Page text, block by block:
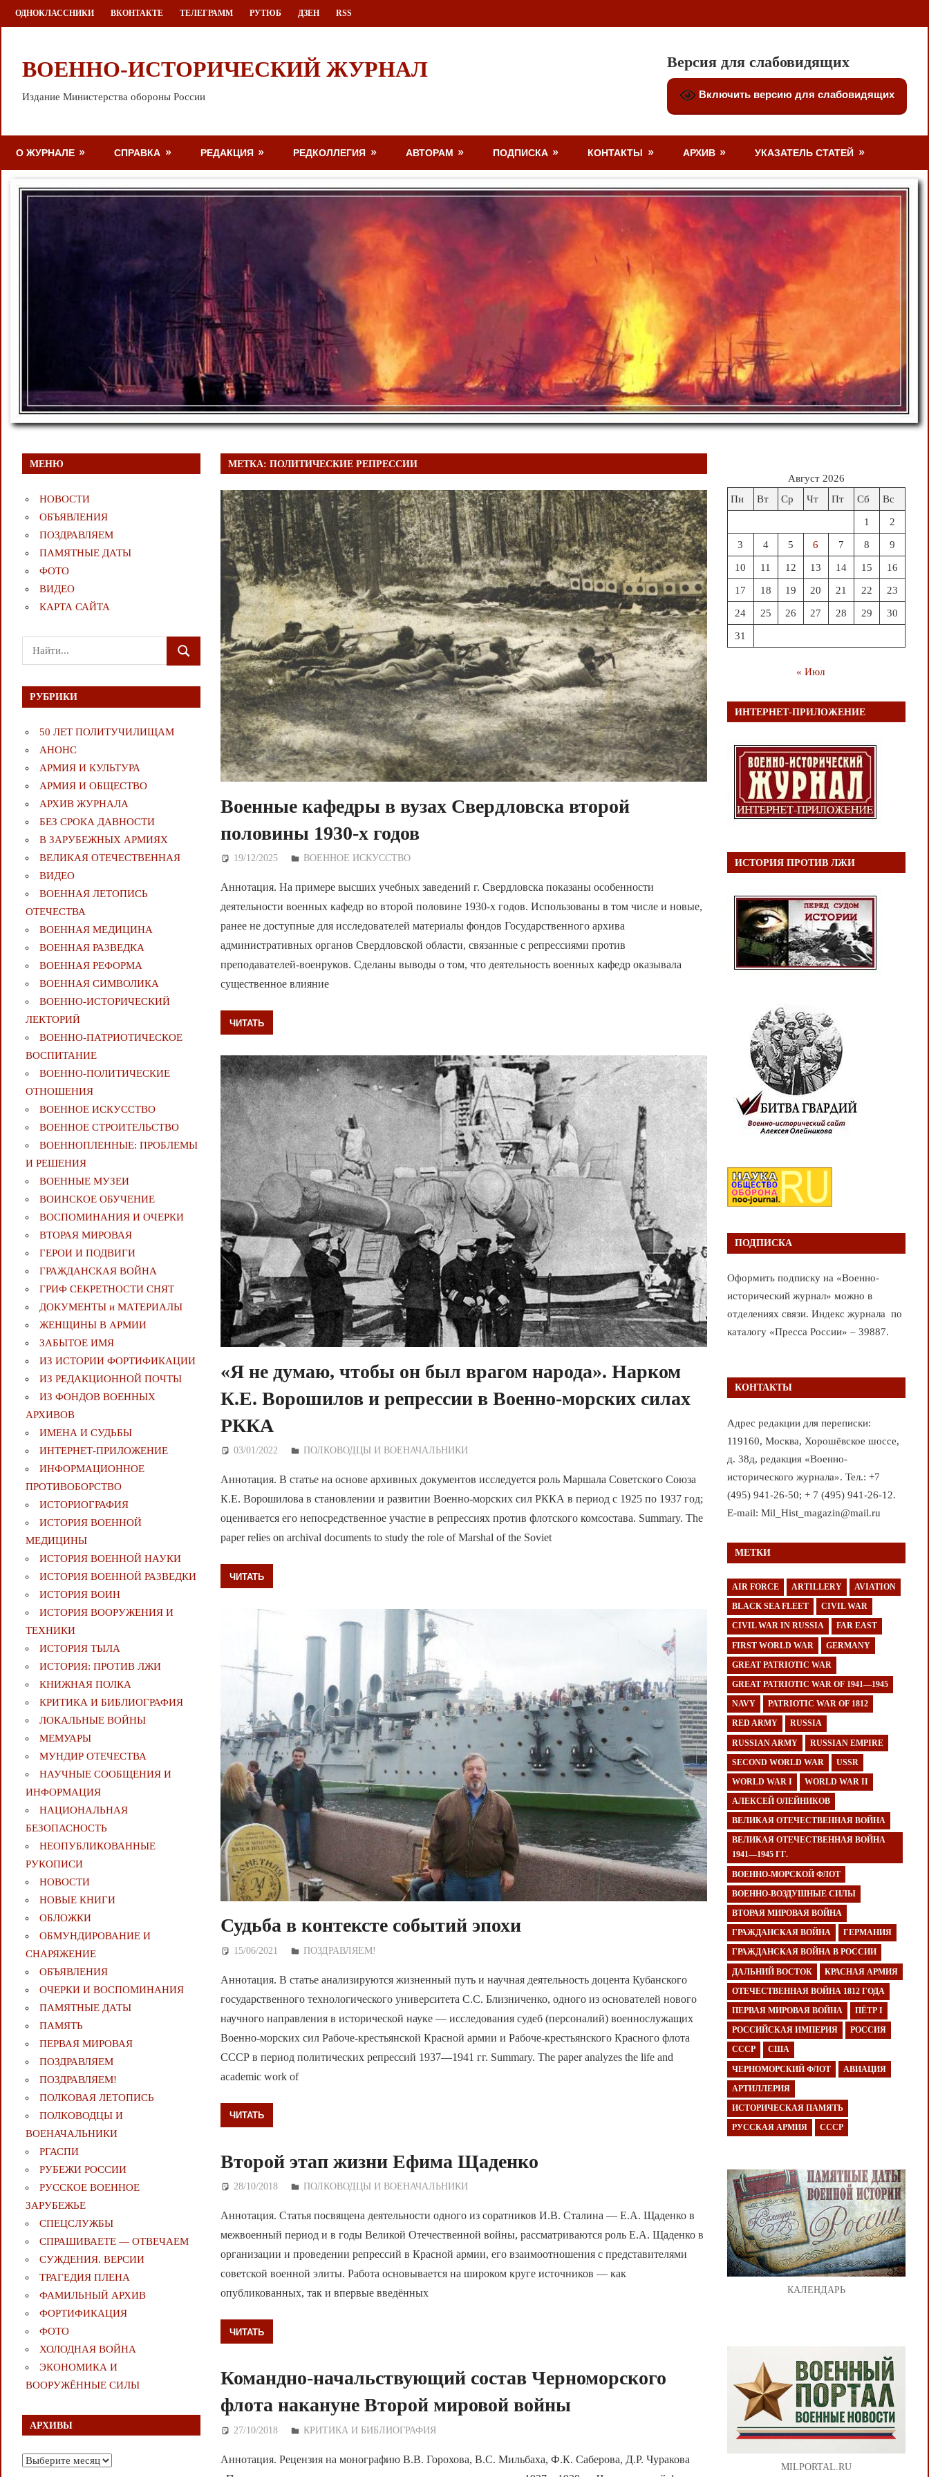
Перейти
к
ОДНОКЛАССНИКИ ВКОНТАКТЕ ТЕЛЕГРАММ РУТЮБ ДЗЕН RSS
ВОЕННО-ИСТОРИЧЕСКИЙ ЖУРНАЛ
Издание Министерства обороны России
Версия для слабовидящих
Включить версию для слабовидящих
О ЖУРНАЛЕ СПРАВКА РЕДАКЦИЯ РЕДКОЛЛЕГИЯ АВТОРАМ ПОДПИСКА КОНТАКТЫ АРХИВ УКАЗАТЕЛЬ СТАТЕЙ
МЕТКА:ПОЛИТИЧЕСКИЕ РЕПРЕССИИ
Военные кафедры в вузах Свердловска второй
половины 1930-х годов
19/12/2025 Дежурный по Редакции
ВОЕННОЕ ИСКУССТВО
Аннотация. На примере высших учебных заведений г. Свердловска показаны особенности
деятельности военных кафедр во второй половине 1930-х годов. Использованы в том числе и новые,
ранее не доступные для исследователей материалы фондов Государственного архива
административных органов Свердловской области, связанные с репрессиями против
преподавателей-военруков. Сделаны выводы о том, что деятельность военных кафедр оказывала
существенное влияние
ЧИТАТЬ
«Я не думаю, чтобы он был врагом народа». Нарком
К.Е. Ворошилов и репрессии в Военно-морских силах
РККА
03/01/2022 Дежурный по Редакции
ПОЛКОВОДЦЫ И ВОЕНАЧАЛЬНИКИ
Аннотация. В статье на основе архивных документов исследуется роль Маршала Советского Союза
К.Е. Ворошилова в становлении и развитии Военно-морских сил РККА в период с 1925 по 1937 год;
оценивается его непосредственное участие в репрессиях против флотского комсостава. Summary. The
paper relies on archival documents to study the role of Marshal of the Soviet
ЧИТАТЬ
Судьба в контексте событий эпохи
15/06/2021 Дежурный по Редакции
ПОЗДРАВЛЯЕМ!
Аннотация. В статье анализируются жизненный путь и научная деятельность доцента Кубанского
государственного технологического университета С.С. Близниченко, одного из основателей нового
научного направления в исторической науке — исследования судеб (персоналий) военнослужащих
Военно-морских сил Рабоче-крестьянской Красной армии и Рабоче-крестьянского Красного флота
СССР в период политических репрессий 1937—1941 гг. Summary. The paper analyzes the life and
academic work of
ЧИТАТЬ
Второй этап жизни Ефима Щаденко
28/10/2018 Дежурный по Редакции
ПОЛКОВОДЦЫ И ВОЕНАЧАЛЬНИКИ
Аннотация. Статья посвящена деятельности одного из соратников И.В. Сталина — Е.А. Щаденко в
межвоенный период и в годы Великой Отечественной войны, рассматриваются роль Е.А. Щаденко в
организации и проведении репрессий в Красной армии, его взаимоотношения с представителями
советской военной элиты. Работа основывается на широком круге источников — как
опубликованных, так и впервые введённых
ЧИТАТЬ
Командно-начальствующий состав Черноморского
флота накануне Второй мировой войны
27/10/2018 Дежурный по Редакции
КРИТИКА И БИБЛИОГРАФИЯ
Аннотация. Рецензия на монографию В.В. Горохова, В.С. Мильбаха, Ф.К. Саберова, Д.Р. Чуракова
МЕНЮ
НОВОСТИ
ОБЪЯВЛЕНИЯ
ПОЗДРАВЛЯЕМ
ПАМЯТНЫЕ ДАТЫ
ФОТО
ВИДЕО
КАРТА САЙТА
Поиск
для:
ПОИСК
РУБРИКИ
50 ЛЕТ ПОЛИТУЧИЛИЩАМ
АНОНС
АРМИЯ И КУЛЬТУРА
АРМИЯ И ОБЩЕСТВО
АРХИВ ЖУРНАЛА
БЕЗ СРОКА ДАВНОСТИ
В ЗАРУБЕЖНЫХ АРМИЯХ
ВЕЛИКАЯ ОТЕЧЕСТВЕННАЯ
ВИДЕО
ВОЕННАЯ ЛЕТОПИСЬ
ОТЕЧЕСТВА
ВОЕННАЯ МЕДИЦИНА
ВОЕННАЯ РАЗВЕДКА
ВОЕННАЯ РЕФОРМА
ВОЕННАЯ СИМВОЛИКА
ВОЕННО-ИСТОРИЧЕСКИЙ
ЛЕКТОРИЙ
ВОЕННО-ПАТРИОТИЧЕСКОЕ
ВОСПИТАНИЕ
ВОЕННО-ПОЛИТИЧЕСКИE
ОТНОШЕНИЯ
ВОЕННОЕ ИСКУССТВО
ВОЕННОЕ СТРОИТЕЛЬСТВО
ВОЕННОПЛЕННЫЕ: ПРОБЛЕМЫ
И РЕШЕНИЯ
ВОЕННЫЕ МУЗЕИ
ВОИНСКОЕ ОБУЧЕНИЕ
ВОСПОМИНАНИЯ И ОЧЕРКИ
ВТОРАЯ МИРОВАЯ
ГЕРОИ И ПОДВИГИ
ГРАЖДАНСКАЯ ВОЙНА
ГРИФ СЕКРЕТНОСТИ СНЯТ
ДОКУМЕНТЫ и МАТЕРИАЛЫ
ЖЕНЩИНЫ В АРМИИ
ЗАБЫТОЕ ИМЯ
ИЗ ИСТОРИИ ФОРТИФИКАЦИИ
ИЗ РЕДАКЦИОННОЙ ПОЧТЫ
ИЗ ФОНДОВ ВОЕННЫХ
АРХИВОВ
ИМЕНА И СУДЬБЫ
ИНТЕРНЕТ-ПРИЛОЖЕНИЕ
ИНФОРМАЦИОННОЕ
ПРОТИВОБОРСТВО
ИСТОРИОГРАФИЯ
ИСТОРИЯ ВОЕННОЙ
МЕДИЦИНЫ
ИСТОРИЯ ВОЕННОЙ НАУКИ
ИСТОРИЯ ВОЕННОЙ РАЗВЕДКИ
ИСТОРИЯ ВОИН
ИСТОРИЯ ВООРУЖЕНИЯ И
ТЕХНИКИ
ИСТОРИЯ ТЫЛА
ИСТОРИЯ: ПРОТИВ ЛЖИ
КНИЖНАЯ ПОЛКА
КРИТИКА И БИБЛИОГРАФИЯ
ЛОКАЛЬНЫЕ ВОЙНЫ
МЕМУАРЫ
МУНДИР ОТЕЧЕСТВА
НАУЧНЫЕ СООБЩЕНИЯ И
ИНФОРМАЦИЯ
НАЦИОНАЛЬНАЯ
БЕЗОПАСНОСТЬ
НЕОПУБЛИКОВАННЫЕ
РУКОПИСИ
НОВОСТИ
НОВЫЕ КНИГИ
ОБЛОЖКИ
ОБМУНДИРОВАНИЕ И
СНАРЯЖЕНИЕ
ОБЪЯВЛЕНИЯ
ОЧЕРКИ И ВОСПОМИНАНИЯ
ПАМЯТНЫЕ ДАТЫ
ПАМЯТЬ
ПЕРВАЯ МИРОВАЯ
ПОЗДРАВЛЯЕМ
ПОЗДРАВЛЯЕМ!
ПОЛКОВАЯ ЛЕТОПИСЬ
ПОЛКОВОДЦЫ И
ВОЕНАЧАЛЬНИКИ
РГАСПИ
РУБЕЖИ РОССИИ
РУССКОЕ ВОЕННОЕ
ЗАРУБЕЖЬЕ
СПЕЦСЛУЖБЫ
СПРАШИВАЕТЕ — ОТВЕЧАЕМ
СУЖДЕНИЯ. ВЕРСИИ
ТРАГЕДИЯ ПЛЕНА
ФАМИЛЬНЫЙ АРХИВ
ФОРТИФИКАЦИЯ
ФОТО
ХОЛОДНАЯ ВОЙНА
ЭКОНОМИКА И
ВООРУЖЁННЫЕ СИЛЫ
АРХИВЫ
Архивы
Август 2026
Пн
Вт Ср Чт Пт Сб Вс
1 2
3 4 5 6 7 8 9
10 11 12 13 14 15 16
17 18 19 20 21 22 23
24 25 26 27 28 29 30
31
« Июл
ИНТЕРНЕТ-ПРИЛОЖЕНИЕ
ИСТОРИЯ ПРОТИВ ЛЖИ
ПОДПИСКА
Оформить подписку на «Военно-
исторический журнал» можно в
отделениях связи. Индекс журнала по
каталогу «Пресса России» – 39887.
КОНТАКТЫ
Адрес редакции для переписки:
119160, Москва, Хорошёвское шоссе,
д. 38д, редакция «Военно-
исторического журнала». Тел.: +7
(495) 941-26-50; + 7 (495) 941-26-12.
E-mail: Mil_Hist_magazin@mail.ru
МЕТКИ
AIR FORCE ARTILLERY AVIATION
BLACK SEA FLEET CIVIL WAR
CIVIL WAR IN RUSSIA FAR EAST
FIRST WORLD WAR GERMANY
GREAT PATRIOTIC WAR
GREAT PATRIOTIC WAR OF 1941—1945
NAVY PATRIOTIC WAR OF 1812
RED ARMY RUSSIA
RUSSIAN ARMY RUSSIAN EMPIRE
SECOND WORLD WAR USSR
WORLD WAR I WORLD WAR II
АЛЕКСЕЙ ОЛЕЙНИКОВ
ВЕЛИКАЯ ОТЕЧЕСТВЕННАЯ ВОЙНА
ВЕЛИКАЯ ОТЕЧЕСТВЕННАЯ ВОЙНА
1941—1945 ГГ.
ВОЕННО-МОРСКОЙ ФЛОТ
ВОЕННО-ВОЗДУШНЫЕ СИЛЫ
ВТОРАЯ МИРОВАЯ ВОЙНА
ГРАЖДАНСКАЯ ВОЙНА ГЕРМАНИЯ
ГРАЖДАНСКАЯ ВОЙНА В РОССИИ
ДАЛЬНИЙ ВОСТОК КРАСНАЯ АРМИЯ
ОТЕЧЕСТВЕННАЯ ВОЙНА 1812 ГОДА
ПЕРВАЯ МИРОВАЯ ВОЙНА ПЁТР I
РОССИЙСКАЯ ИМПЕРИЯ РОССИЯ
СССР США
ЧЕРНОМОРСКИЙ ФЛОТ АВИАЦИЯ
АРТИЛЛЕРИЯ
ИСТОРИЧЕСКАЯ ПАМЯТЬ
РУССКАЯ АРМИЯ СССР
КАЛЕНДАРЬ
MILPORTAL.RU